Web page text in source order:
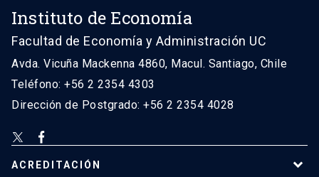
Instituto de Economía
Facultad de Economía y Administración UC
Avda. Vicuña Mackenna 4860, Macul. Santiago, Chile
Teléfono: +56 2 2354 4303
Dirección de Postgrado: +56 2 2354 4028
ACREDITACIÓN